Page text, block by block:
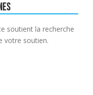
soutient la recherche
votre soutien.